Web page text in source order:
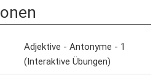
Adjektive - Antonyme - 1
(Interaktive Übungen)